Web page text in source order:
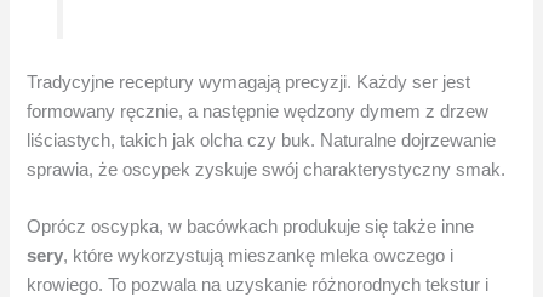
Tradycyjne receptury wymagają precyzji. Każdy ser jest
formowany ręcznie, a następnie wędzony dymem z drzew
liściastych, takich jak olcha czy buk. Naturalne dojrzewanie
sprawia, że oscypek zyskuje swój charakterystyczny smak.
Oprócz oscypka, w bacówkach produkuje się także inne
sery, które wykorzystują mieszankę mleka owczego i
krowiego. To pozwala na uzyskanie różnorodnych tekstur i